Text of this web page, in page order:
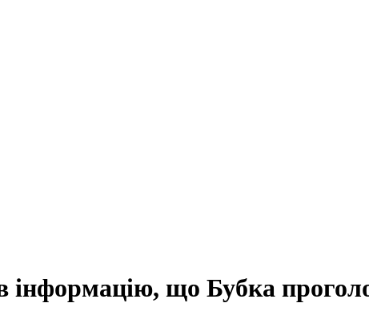
що Бубка